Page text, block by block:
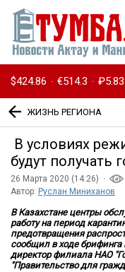
$424.86 · €514.3 · ₽5.83
ЖИЗНЬ РЕГИОНА
В условиях
будут получать
26 Марта 2020 (14:26) ·
Автор: Руслан Миниханов
В Казахстане центры
работу на период
предотвращения
сообщил в ходе
директор филиала НАО
"Правительство для